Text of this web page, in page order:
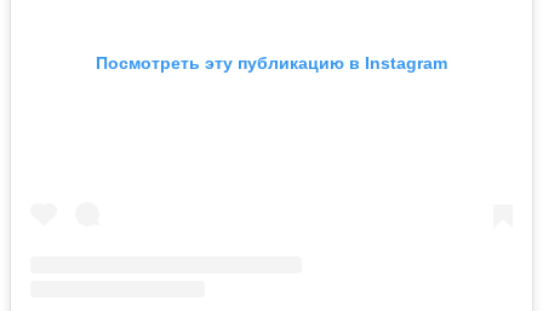
Посмотреть эту публикацию в Instagram